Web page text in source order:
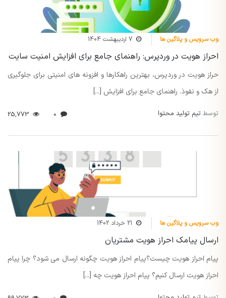
وب سرویس و پلاگین ها 7 اردیبهشت 1404
احراز هویت در وردپرس: راهنمای جامع برای افزایش امنیت سایت
حراز هویت در وردپرس، بهترین راهکارها و افزونه های امنیتی برای جلوگیری
از هک و نفوذ. راهنمای جامع برای افزایش [...]
توسط تیم تولید محتوا
وب سرویس و پلاگین ها 21 خرداد 1402
ارسال پیامک احراز هویت مشتریان
پیام احراز هویت چیست؟پیام احراز هویت چگونه ارسال می شود؟ چرا پیام
احراز هویت ارسال کنیم؟ پیام احراز هویت چه [...]